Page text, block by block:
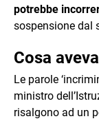
potrebbe
sospensione dal
Cosa
Le parole
ministro
risalgono ad un